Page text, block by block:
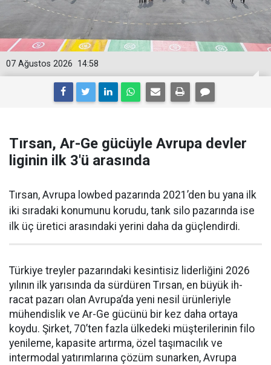
14:58
07 Ağustos 2026
Tırsan, Ar-Ge gücüyle Avrupa devler
liginin ilk 3'ü arasında
Tırsan, Avrupa lowbed pazarında 2021’den bu yana ilk
iki sıradaki konumunu korudu, tank silo pazarında ise
ilk üç üretici arasındaki yerini daha da güçlen­dirdi.
Türkiye treyler pazarın­daki kesintisiz liderliğini 2026
yılının ilk yarısında da sürdüren Tırsan, en büyük ih­
racat pazarı olan Avrupa’da yeni nesil ürünleriyle
mühendislik ve Ar-Ge gücünü bir kez daha orta­ya
koydu. Şirket, 70’ten fazla ül­kedeki müşterilerinin filo
yenile­me, kapasite artırma, özel taşıma­cılık ve
intermodal yatırımlarına çözüm sunarken, Avrupa